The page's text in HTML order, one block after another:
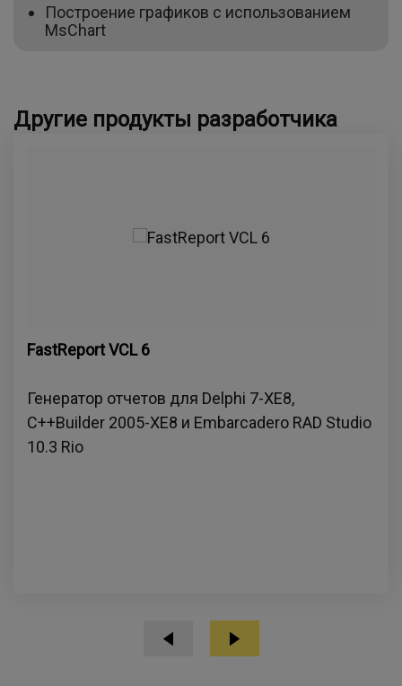
Построение графиков с использованием
MsChart
Другие продукты разработчика
FastReport VCL 6
Генератор отчетов для Delphi 7-XE8,
C++Builder 2005-XE8 и Embarcadero RAD Studio
10.3 Rio